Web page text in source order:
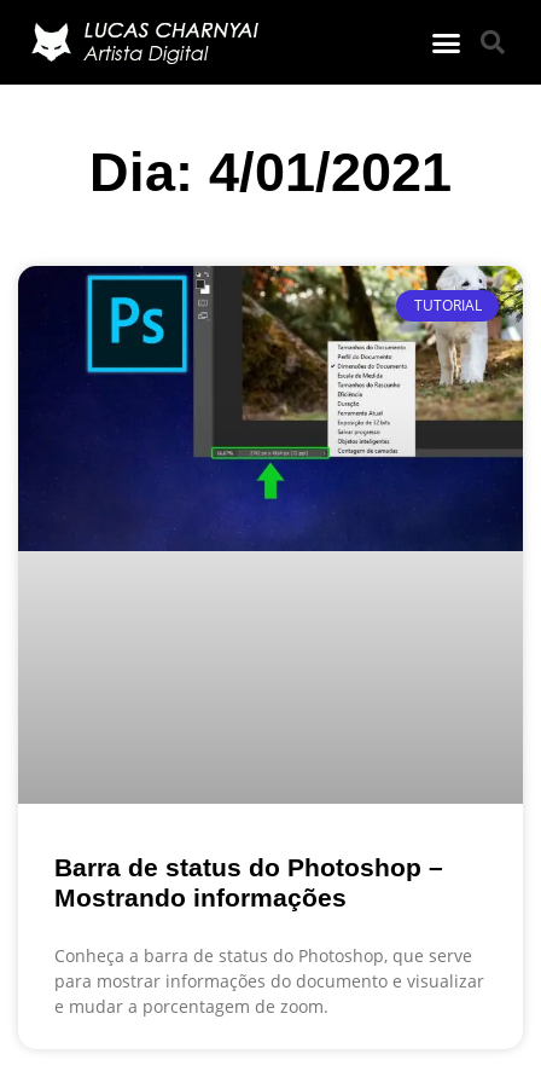
Dia: 4/01/2021
TUTORIAL
Barra de status do Photoshop –
Mostrando informações
Conheça a barra de status do Photoshop, que serve
para mostrar informações do documento e visualizar
e mudar a porcentagem de zoom.